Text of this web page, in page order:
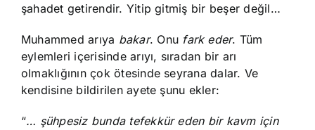
şahadet getirendir. Yitip gitmiş bir beşer değil…
Muhammed arıya bakar. Onu fark eder. Tüm
eylemleri içerisinde arıyı, sıradan bir arı
olmaklığının çok ötesinde seyrana dalar. Ve
kendisine bildirilen ayete şunu ekler:
“… şühpesiz bunda tefekkür eden bir kavm için